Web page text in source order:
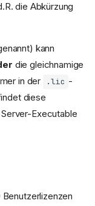
die Abkürzung
kann
die gleichnamige
in der .lic -
diese
Executable